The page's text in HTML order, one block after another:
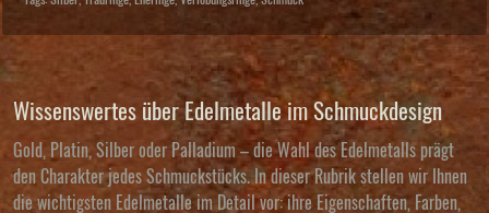
Wissenswertes über Edelmetalle im Schmuckdesign
Gold, Platin, Silber oder Palladium – die Wahl des Edelmetalls prägt
den Charakter jedes Schmuckstücks. In dieser Rubrik stellen wir Ihnen
die wichtigsten Edelmetalle im Detail vor: ihre Eigenschaften, Farben,